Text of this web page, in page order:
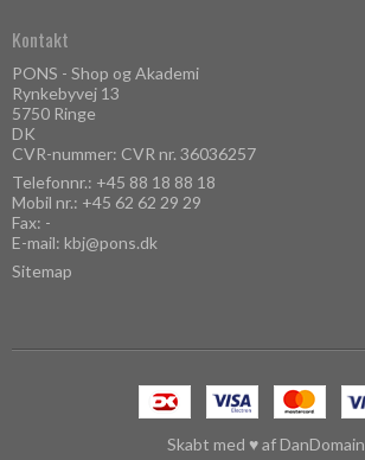
Kontakt
PONS - Shop og Akademi
Rynkebyvej 13
5750 Ringe
DK
CVR-nummer: CVR nr. 36036257
Telefonnr.: +45 88 18 88 18
Mobil nr.: +45 62 62 29 29
Fax: -
E-mail: kbj@pons.dk
Sitemap
Skabt med ♥ af DanDomain